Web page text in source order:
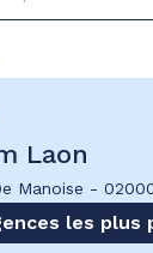
Laon
Manoise -
les plus